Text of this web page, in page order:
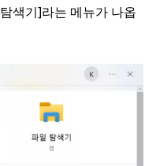
색기]라는 메뉴가 나옵